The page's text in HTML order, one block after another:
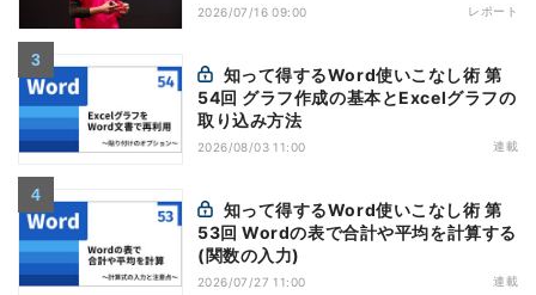
2026/07/16 09:00 レポート
54回 グラフ作成の基本とExcelグラフの
取り込み方法
2026/08/03 11:00 連載
53回 Wordの表で合計や平均を計算する
(関数の入力)
2026/07/27 11:00 連載